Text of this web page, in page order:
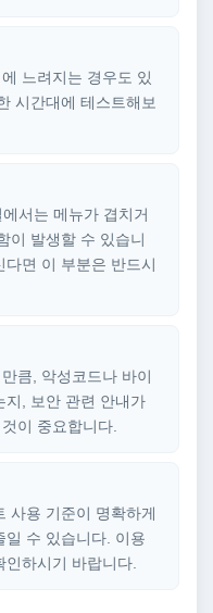
느려지는 경우도 있
시간대에 테스트해보
서는 메뉴가 겹치거
이 발생할 수 있습니
면 이 부분은 반드시
큼, 악성코드나 바이
지, 보안 관련 안내가
이 중요합니다.
사용 기준이 명확하게
일 수 있습니다. 이용
하시기 바랍니다.